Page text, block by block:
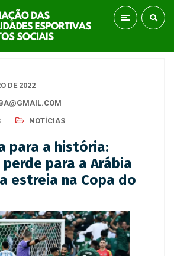
DE 2022
NOTÍCIAS
para a história:
para a Arábia
estreia na Copa do